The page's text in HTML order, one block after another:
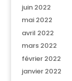
juin 2022
mai 2022
avril 2022
mars 2022
février 2022
janvier 2022